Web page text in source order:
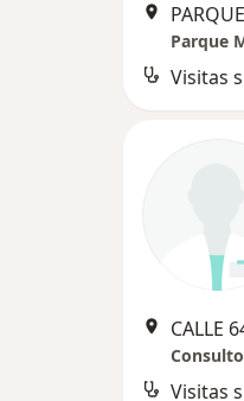
Parque
Visitas